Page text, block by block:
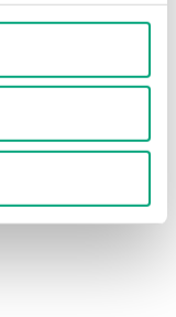
Ja
Ja